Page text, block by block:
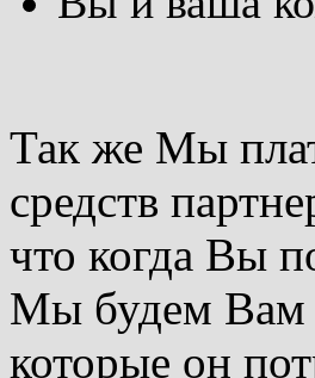
Так же Мы
средств
что когда Вы
Мы будем Вам
которые он